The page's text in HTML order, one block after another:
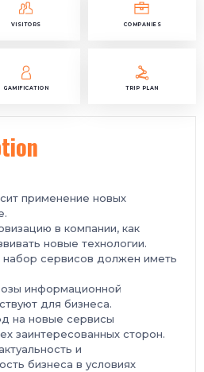
VISITORS COMPANIES
GAMIFICATION TRIP PLAN
применение новых
в компании, как
новые технологии.
сервисов должен иметь
информационной
для бизнеса.
на новые сервисы
заинтересованных сторон.
и
бизнеса в условиях